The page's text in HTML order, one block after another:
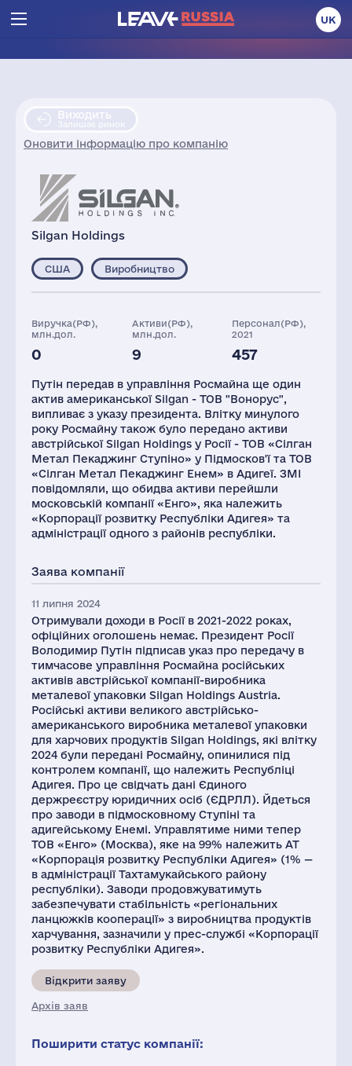
UK
Виходить
Залишає ринок
Оновити інформацію про компанію
Silgan Holdings
США Виробництво
Виручка(РФ),
млн.дол.
0
Активи(РФ),
млн.дол.
9
Персонал(РФ),
2021
457
млн.дол.
1
млн.дол.
5988
Путін передав в управління Росмайна ще один
актив американської Silgan - ТОВ "Вонорус",
випливає з указу президента. Влітку минулого
року Росмайну також було передано активи
австрійської Silgan Holdings у Росії - ТОВ «Сілган
Метал Пекаджинг Ступіно» у Підмосков'ї та ТОВ
«Сілган Метал Пекаджинг Енем» в Адигеї. ЗМІ
повідомляли, що обидва активи перейшли
московській компанії «Енго», яка належить
«Корпорації розвитку Республіки Адигея» та
адміністрації одного з районів республіки.
Заява компанії
11 липня 2024
Отримували доходи в Росії в 2021-2022 роках,
офіційних оголошень немає. Президент Росії
Володимир Путін підписав указ про передачу в
тимчасове управління Росмайна російських
активів австрійської компанії-виробника
металевої упаковки Silgan Holdings Austria.
Російські активи великого австрійсько-
американського виробника металевої упаковки
для харчових продуктів Silgan Holdings, які влітку
2024 були передані Росмайну, опинилися під
контролем компанії, що належить Республіці
Адигея. Про це свідчать дані Єдиного
держреєстру юридичних осіб (ЄДРЛЛ). Йдеться
про заводи в підмосковному Ступіні та
адигейському Енемі. Управлятиме ними тепер
ТОВ «Енго» ​​(Москва), яке на 99% належить АТ
«Корпорація розвитку Республіки Адигея» (1% —
в адміністрації Тахтамукайського району
республіки). Заводи продовжуватимуть
забезпечувати стабільність «регіональних
ланцюжків кооперації» з виробництва продуктів
харчування, зазначили у прес-службі «Корпорації
розвитку Республіки Адигея».
Відкрити заяву
Архів заяв
Поширити статус компанії: